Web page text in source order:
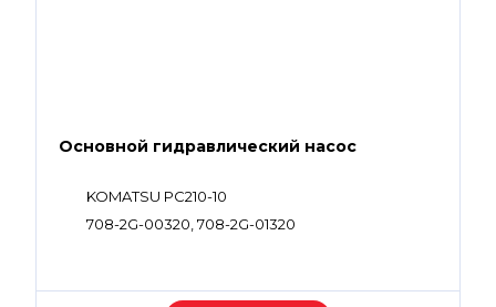
Основной гидравлический насос
KOMATSU PC210-10
708-2G-00320, 708-2G-01320